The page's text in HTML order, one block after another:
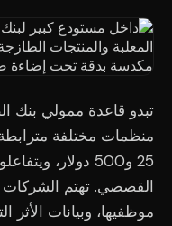
تبدو قاعدة ممولي بنك
منظمات مختلفة مترابطة.
25 و500 دولار،
القصصي. تهتم الشركات
موظفيها، وبيانات الأثر